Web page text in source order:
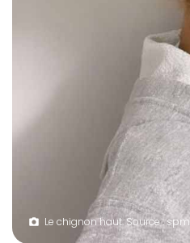
Le chignon haut. Source : spm